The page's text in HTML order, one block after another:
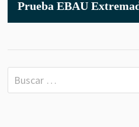
Prueba EBAU
Buscar: